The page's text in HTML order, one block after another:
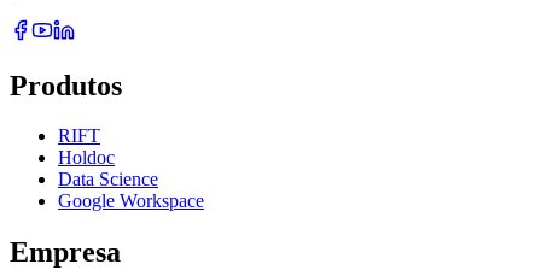
Produtos
RIFT
Holdoc
Data Science
Google Workspace
Empresa